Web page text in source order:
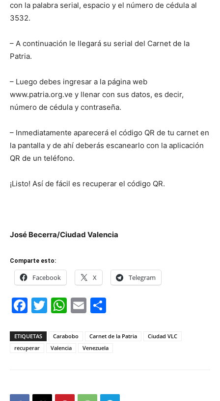
con la palabra serial, espacio y el número de cédula al
3532.
– A continuación le llegará su serial del Carnet de la
Patria.
– Luego debes ingresar a la página web
www.patria.org.ve y llenar con sus datos, es decir,
número de cédula y contraseña.
– Inmediatamente aparecerá el código QR de tu carnet en
la pantalla y de ahí deberás escanearlo con la aplicación
QR de un teléfono.
¡Listo! Así de fácil es recuperar el código QR.
José Becerra/Ciudad Valencia
Comparte esto:
Facebook X Telegram
Facebook
Twitter
WhatsApp
Email
ETIQUETAS Carabobo Carnet de la Patria
Ciudad VLC
recuperar
Valencia Venezuela